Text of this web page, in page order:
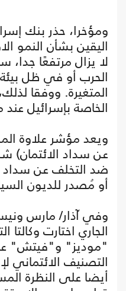
ومؤخرا، حذر بنك
اليقين بشأن النمو
لا يزال مرتفعًا
الحرب أو في ظل بيئة
المتغيرة. ووفقا
الخاصة بإسرائيل
ويعد مؤشر علاوة
عن سداد الائتمان)
ضد التخلف عن
أو مُصدر للديون
وفي آذار/ مارس
الجاري اختارت وكالتا
"موديز" و"فيتش"
التصنيف الائتماني
أيضا على النظرة